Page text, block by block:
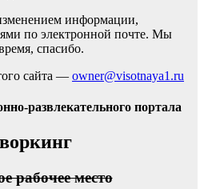
информации,
по электронной почте. Мы
спасибо.
сайта — owner@visotnaya1.ru
развлекательного портала
рабочее место